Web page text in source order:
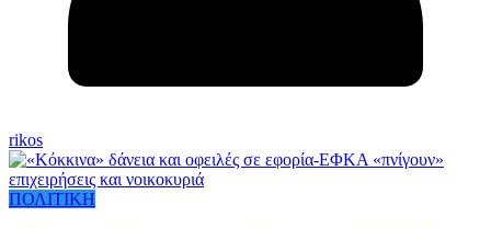
rikos
ΠΟΛΙΤΙΚΗ